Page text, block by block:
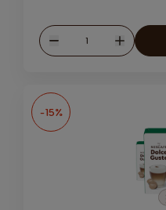
Verlagen
Hoeveelheid
Verhogen
-15%